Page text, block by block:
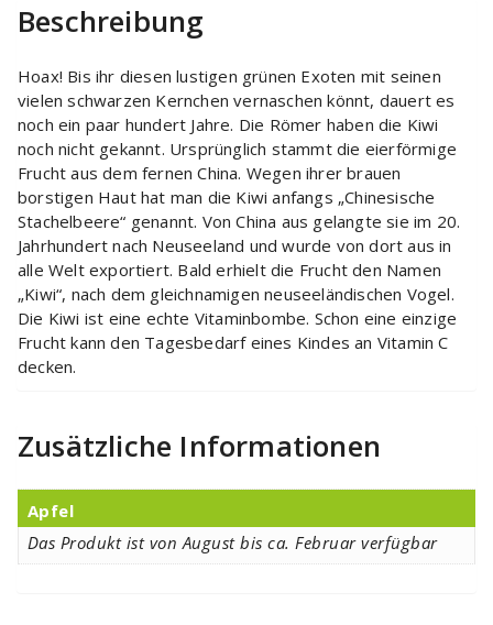
Beschreibung
Hoax! Bis ihr diesen lustigen grünen Exoten mit seinen
vielen schwarzen Kernchen vernaschen könnt, dauert es
noch ein paar hundert Jahre. Die Römer haben die Kiwi
noch nicht gekannt. Ursprünglich stammt die eierförmige
Frucht aus dem fernen China. Wegen ihrer brauen
borstigen Haut hat man die Kiwi anfangs „Chinesische
Stachelbeere“ genannt. Von China aus gelangte sie im 20.
Jahrhundert nach Neuseeland und wurde von dort aus in
alle Welt exportiert. Bald erhielt die Frucht den Namen
„Kiwi“, nach dem gleichnamigen neuseeländischen Vogel.
Die Kiwi ist eine echte Vitaminbombe. Schon eine einzige
Frucht kann den Tagesbedarf eines Kindes an Vitamin C
decken.
Zusätzliche Informationen
Apfel
Das Produkt ist von August bis ca. Februar verfügbar